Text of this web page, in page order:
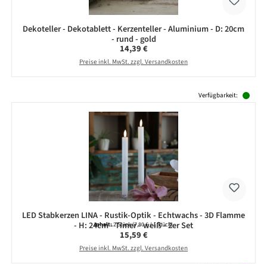
Dekoteller - Dekotablett - Kerzenteller - Aluminium - D: 20cm
- rund - gold
Regulärer Preis:
14,39 €
Preise inkl. MwSt. zzgl. Versandkosten
Verfügbarkeit:
LED Stabkerzen LINA - Rustik-Optik - Echtwachs - 3D Flamme
- H: 24cm - Timer - weiß - 2er Set
Inhalt:2 Stück(7,80 € / 1 Stück)
Regulärer Preis:
15,59 €
Preise inkl. MwSt. zzgl. Versandkosten